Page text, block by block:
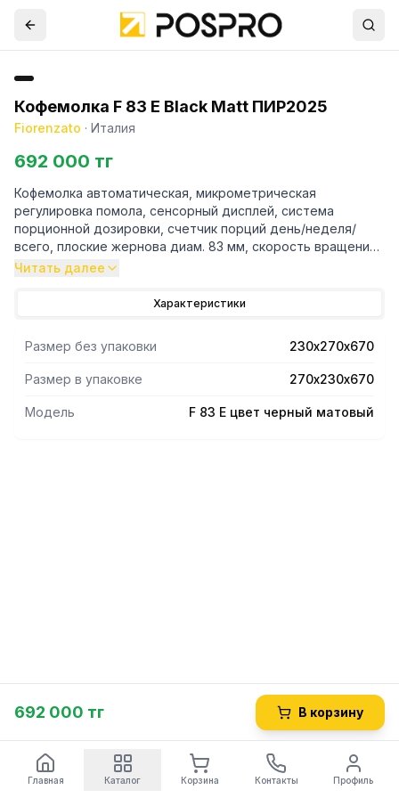
Кофемолка F 83 E Black Matt ПИР2025
Fiorenzato · Италия
692 000 тг
Кофемолка автоматическая, микрометрическая
регулировка помола, сенсорный дисплей, система
порционной дозировки, счетчик порций день/неделя/
всего, плоские жернова диам. 83 мм, скорость вращения
жерновов: 1350 об/мин, контейнер для зернового кофе на
Читать далее
Характеристики
Размер без упаковки 230х270х670
Размер в упаковке 270х230х670
Модель F 83 E цвет черный матовый
692 000 тг В корзину
Главная Каталог Корзина Контакты Профиль